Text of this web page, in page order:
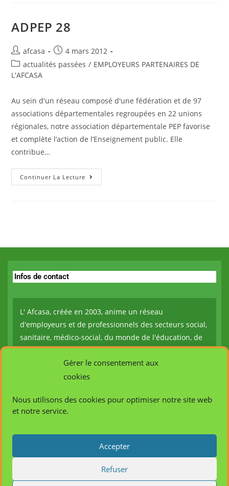
Gérer le consentement aux
cookies
Nous utilisons des cookies pour optimiser notre site web
et notre service.
Accepter
Refuser
ADPEP 28
afcasa
4 mars 2012
actualités passées / EMPLOYEURS PARTENAIRES DE
L'AFCASA
Au sein d'un réseau composé d'une fédération et de 97
associations départementales regroupées en 22 unions
régionales, notre association départementale PEP favorise
et complète l’action de l’Enseignement public. Elle
contribue…
Continuer La Lecture
Infos de contact
L' Afcasa, créée en 2003, anime un réseau
d'employeurs et de professionnels des secteurs social,
sanitaire, médico-social, du monde de l'éducation, de
l'animation et des collectivités territoriales pour
promouvoir la formation et la professionnalisation des
salariés de ces secteurs.
Adresse :
21 Rue de Loigny la Bataille - 28000 Chartres
06 48 33 46 71
E-mail :
contact@afcasa.fr